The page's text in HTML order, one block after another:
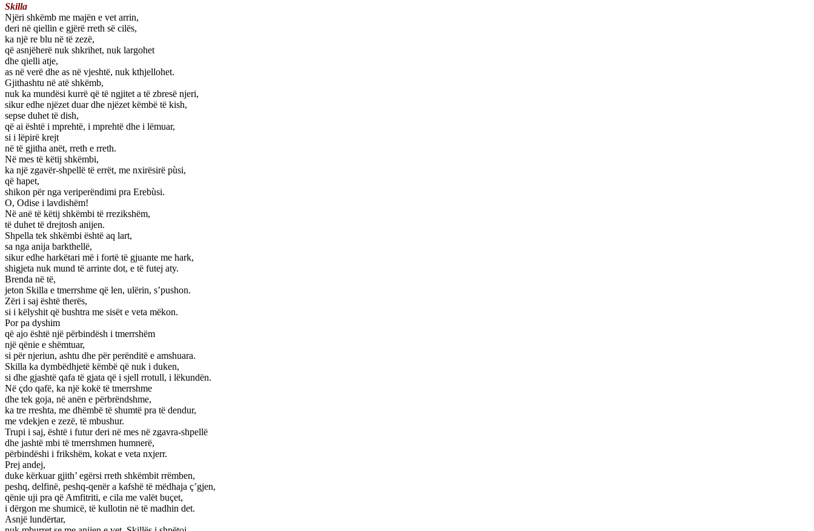
Skilla
Njëri shkëmb me majën e vet arrin,
deri në qiellin e gjërë rreth së cilës,
ka një re blu në të zezë,
që asnjëherë nuk shkrihet, nuk largohet
dhe qielli atje,
as në verë dhe as në vjeshtë, nuk kthjellohet.
Gjithashtu në atë shkëmb,
nuk ka mundësi kurrë që të ngjitet a të zbresë njeri,
sikur edhe njëzet duar dhe njëzet këmbë të kish,
sepse duhet të dish,
që ai është i mprehtë, i mprehtë dhe i lëmuar,
si i lëpirë krejt
në të gjitha anët, rreth e rreth.
Në mes të këtij shkëmbi,
ka një zgavër-shpellë të errët, me nxirësirë pùsi,
që hapet,
shikon për nga veriperëndimi pra Erebùsi.
O, Odise i lavdishëm!
Në anë të këtij shkëmbi të rrezikshëm,
të duhet të drejtosh anijen.
Shpella tek shkëmbi është aq lart,
sa nga anija barkthellë,
sikur edhe harkëtari më i fortë të gjuante me hark,
shigjeta nuk mund të arrinte dot, e të futej aty.
Brenda në të,
jeton Skilla e tmerrshme që len, ulërin, s’pushon.
Zëri i saj është therës,
si i këlyshit që bushtra me sisët e veta mëkon.
Por pa dyshim
që ajo është një përbindësh i tmerrshëm
një qënie e shëmtuar,
si për njeriun, ashtu dhe për perënditë e amshuara.
Skilla ka dymbëdhjetë këmbë që nuk i duken,
si dhe gjashtë qafa të gjata që i sjell rrotull, i lëkundën.
Në çdo qafë, ka një kokë të tmerrshme
dhe tek goja, në anën e përbrëndshme,
ka tre rreshta, me dhëmbë të shumtë pra të dendur,
me vdekjen e zezë, të mbushur.
Trupi i saj, është i futur deri në mes në zgavra-shpellë
dhe jashtë mbi të tmerrshmen humnerë,
përbindëshi i frikshëm, kokat e veta nxjerr.
Prej andej,
duke kërkuar gjith’ egërsi rreth shkëmbit rrëmben,
peshq, delfinë, peshq-qenër a kafshë të mëdhaja ç’gjen,
qënie uji pra që Amfitriti, e cila me valët buçet,
i dërgon me shumicë, të kullotin në të madhin det.
Asnjë lundërtar,